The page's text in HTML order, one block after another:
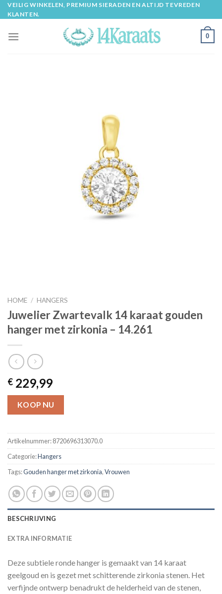
Skip
to
VEILIG WINKELEN, PREMIUM SIERADEN EN ALTIJD TEVREDEN
KLANTEN.
0
HOME / HANGERS
Juwelier Zwartevalk 14 karaat gouden
hanger met zirkonia – 14.261
€ 229,99
KOOP NU
Artikelnummer:8720696313070.0
Categorie:Hangers
Tags:Gouden hanger met zirkonia,Vrouwen
BESCHRIJVING
EXTRA INFORMATIE
Deze subtiele ronde hanger is gemaakt van 14 karaat
geelgoud en is gezet met schitterende zirkonia stenen. Het
verfijnde ontwerp benadrukt de helderheid van de stenen,